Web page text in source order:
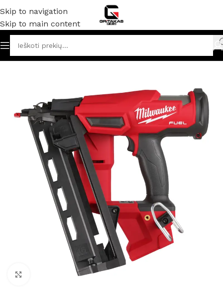
Skip to navigation
Skip to main content
ir elektriniai įrankiai Viniakalės / kabiakalės / kniedikliai